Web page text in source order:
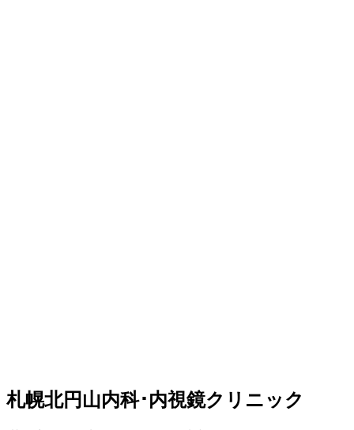
札幌北円山内科･内視鏡クリニック